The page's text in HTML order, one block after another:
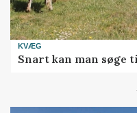
KVÆG
Snart kan man